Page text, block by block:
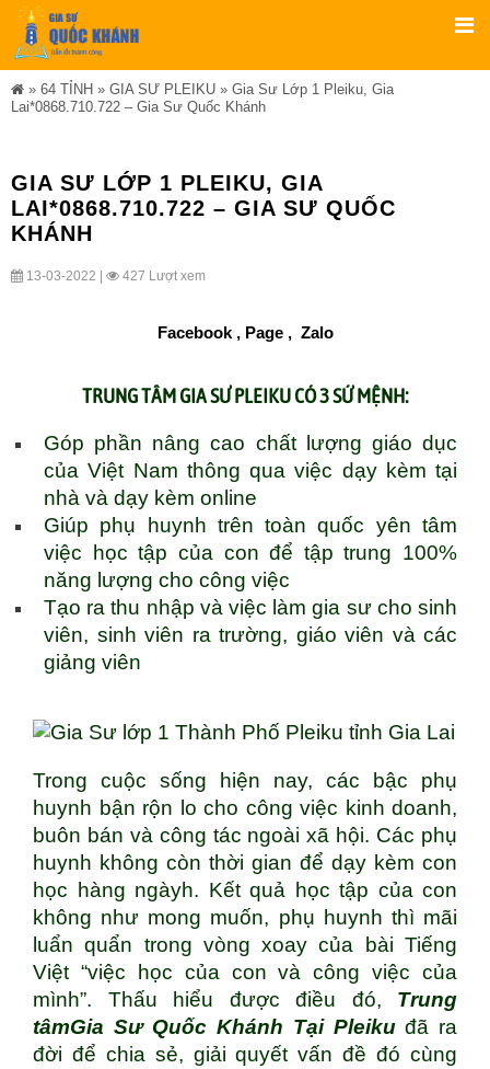
» 64 TỈNH » GIA SƯ PLEIKU » Gia Sư Lớp 1 Pleiku, Gia
Lai*0868.710.722 – Gia Sư Quốc Khánh
GIA SƯ LỚP 1 PLEIKU, GIA
LAI*0868.710.722 – GIA SƯ QUỐC
KHÁNH
13-03-2022 | 427 Lượt xem
Facebook , Page, Zalo
TRUNG TÂMGIA SƯ PLEIKUCÓ 3 SỨ MỆNH:
Góp phần nâng cao chất lượng giáo dục
của Việt Nam thông qua việc dạy kèm tại
nhà và dạy kèm online
Giúp phụ huynh trên toàn quốc yên tâm
việc học tập của con để tập trung 100%
năng lượng cho công việc
Tạo ra thu nhập và việc làm gia sư cho sinh
viên, sinh viên ra trường, giáo viên và các
giảng viên
Trong cuộc sống hiện nay, các bậc phụ
huynh bận rộn lo cho công việc kinh doanh,
buôn bán và công tác ngoài xã hội. Các phụ
huynh không còn thời gian để dạy kèm con
học hàng ngàyh. Kết quả học tập của con
không như mong muốn, phụ huynh thì mãi
luẩn quẩn trong vòng xoay của bài Tiếng
Việt “việc học của con và công việc của
mình”. Thấu hiểu được điều đó, Trung
tâmGia Sư Quốc Khánh Tại Pleikuđã ra
đời để chia sẻ, giải quyết vấn đề đó cùng